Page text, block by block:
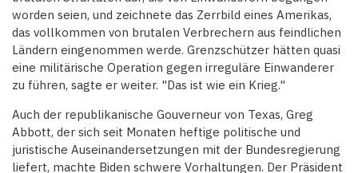
worden seien, und zeichnete das Zerrbild eines Amerikas,
das vollkommen von brutalen Verbrechern aus feindlichen
Ländern eingenommen werde. Grenzschützer hätten quasi
eine militärische Operation gegen irreguläre Einwanderer
zu führen, sagte er weiter. "Das ist wie ein Krieg."
Auch der republikanische Gouverneur von Texas, Greg
Abbott, der sich seit Monaten heftige politische und
juristische Auseinandersetzungen mit der Bundesregierung
liefert, machte Biden schwere Vorhaltungen. Der Präsident